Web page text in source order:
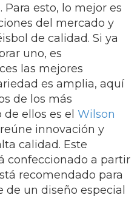
esto, lo mejor es
del mercado y
de calidad. Si ya
uno, es
las mejores
es amplia, aquí
de los más
ellos es el Wilson
innovación y
calidad. Este
confeccionado a partir
recomendado para
de un diseño especial